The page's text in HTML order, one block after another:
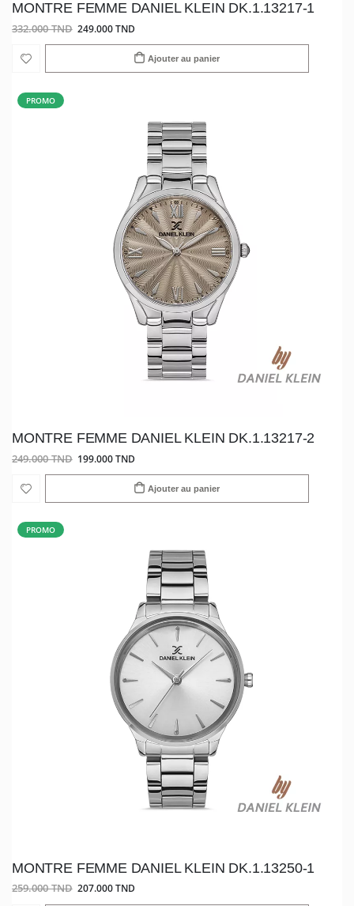
MONTRE FEMME DANIEL KLEIN DK.1.13217-1
332.000 TND 249.000 TND
Ajouter au panier
PROMO
MONTRE FEMME DANIEL KLEIN DK.1.13217-2
249.000 TND 199.000 TND
Ajouter au panier
PROMO
MONTRE FEMME DANIEL KLEIN DK.1.13250-1
259.000 TND 207.000 TND